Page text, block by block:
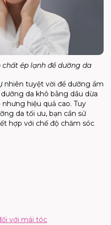
ép lạnh để dưỡng da
nhiên tuyệt vời để dưỡng ẩm
da khô bằng dầu dừa
hiệu quả cao. Tuy
da tối ưu, bạn cần sử
hợp với chế độ chăm sóc
với mái tóc